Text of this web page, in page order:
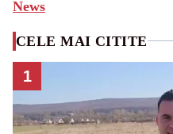
News
CELE MAI CITITE
1